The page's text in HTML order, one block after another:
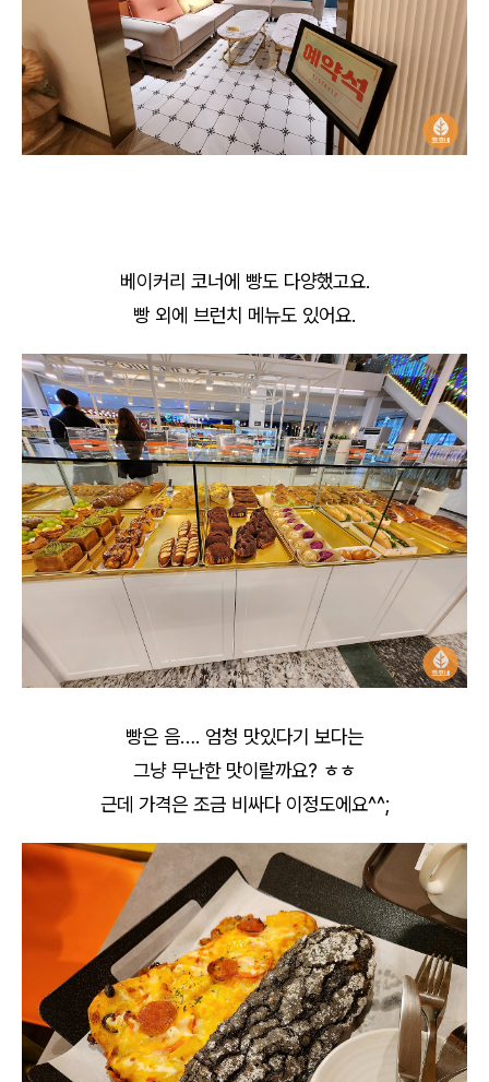
베이커리 코너에 빵도 다양했고요.
빵 외에 브런치 메뉴도 있어요.
빵은 음…. 엄청 맛있다기 보다는
그냥 무난한 맛이랄까요? ㅎㅎ
근데 가격은 조금 비싸다 이정도에요^^;